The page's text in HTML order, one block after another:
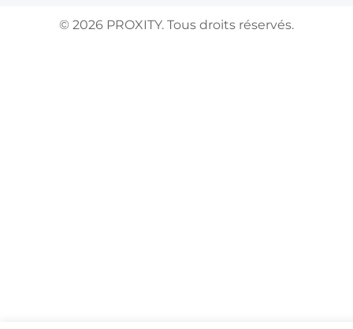
© 2026 PROXITY. Tous droits réservés.